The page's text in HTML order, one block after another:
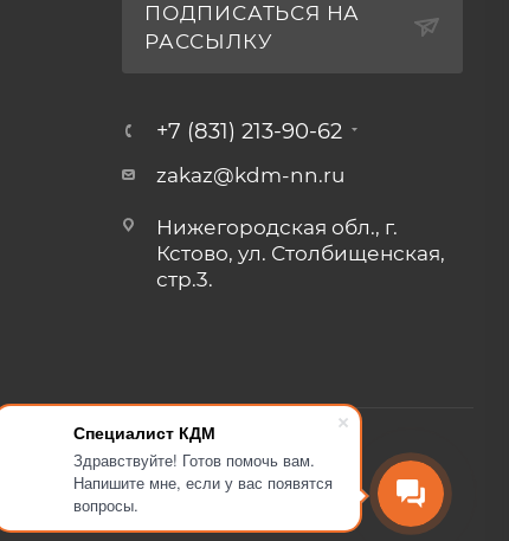
Специалист КДМ
Здравствуйте! Готов помочь вам.
Напишите мне, если у вас появятся
вопросы.
ПОДПИСАТЬСЯ НА
РАССЫЛКУ
+7 (831) 213-90-62
zakaz@kdm-nn.ru
Нижегородская обл., г.
Кстово, ул. Столбищенская,
стр.3.